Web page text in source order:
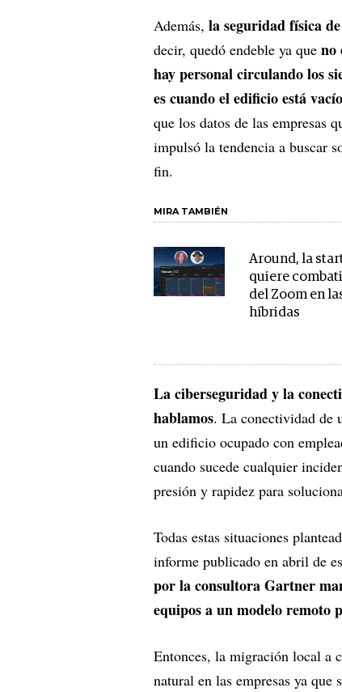
Además, la seguridad física
decir, quedó endeble ya que no
hay personal circulando los
es cuando el edificio está vacío
que los datos de las empresas
impulsó la tendencia a buscar
fin.
MIRA TAMBIÉN
Around, la
quiere
del Zoom en
híbridas
La ciberseguridad y la
hablamos. La conectividad de
un edificio ocupado con
cuando sucede cualquier
presión y rapidez para
Todas estas situaciones
informe publicado en abril de
por la consultora Gartner
equipos a un modelo remoto
Entonces, la migración local a
natural en las empresas ya